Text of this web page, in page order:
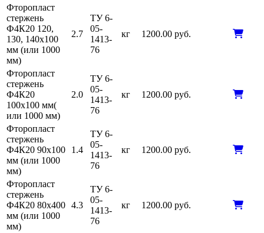
Фторопласт
стержень
Ф4К20 120,
130, 140х100
мм (или 1000
мм)
2.7
ТУ 6-
05-
1413-
76
кг 1200.00 руб.
Фторопласт
стержень
Ф4К20
100х100 мм(
или 1000 мм)
2.0
ТУ 6-
05-
1413-
76
кг 1200.00 руб.
Фторопласт
стержень
Ф4К20 90х100
мм (или 1000
мм)
1.4
ТУ 6-
05-
1413-
76
кг 1200.00 руб.
Фторопласт
стержень
Ф4К20 80х400
мм (или 1000
мм)
4.3
ТУ 6-
05-
1413-
76
кг 1200.00 руб.